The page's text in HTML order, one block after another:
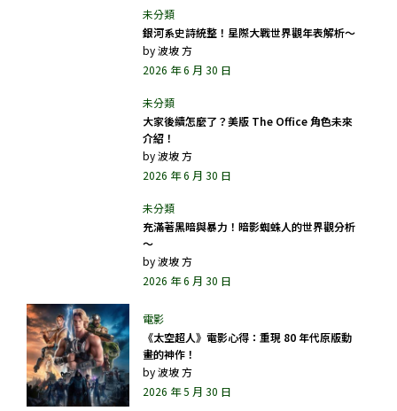
銀河系史詩統整！星際大戰世界觀年表解析～
by波坡 方
2026 年 6 月 30 日
大家後續怎麼了？美版 The Office 角色未來
介紹！
by波坡 方
2026 年 6 月 30 日
充滿著黑暗與暴力！暗影蜘蛛人的世界觀分析
～
by波坡 方
2026 年 6 月 30 日
《太空超人》電影心得：重現 80 年代原版動
畫的神作！
by波坡 方
2026 年 5 月 30 日